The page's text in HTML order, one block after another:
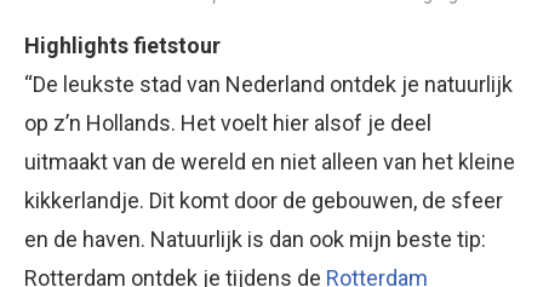
Highlights fietstour
“De leukste stad van Nederland ontdek je natuurlijk
op z’n Hollands. Het voelt hier alsof je deel
uitmaakt van de wereld en niet alleen van het kleine
kikkerlandje. Dit komt door de gebouwen, de sfeer
en de haven. Natuurlijk is dan ook mijn beste tip:
Rotterdam ontdek je tijdens de Rotterdam